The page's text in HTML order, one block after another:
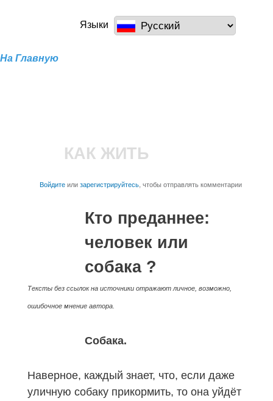
основному
содержанию
a100z.comЯзыки
На Главную
КАК ЖИТЬ
Войдитеилизарегистрируйтесь, чтобы отправлять комментарии
Кто преданнее:
человек или
собака ?
Тексты без ссылок на источники отражают личное, возможно,
ошибочное мнение автора.
Собака.
Наверное, каждый знает, что, если даже
уличную собаку прикормить, то она уйдёт